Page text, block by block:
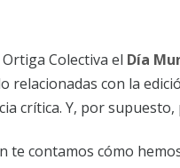
Colectiva el Día
relacionadas con la
crítica. Y, por
te contamos cómo